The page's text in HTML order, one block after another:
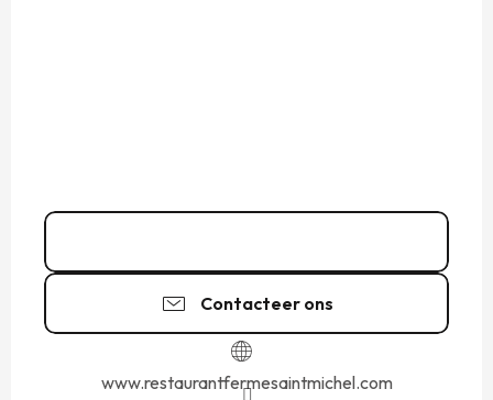
Contacteer ons
www.restaurantfermesaintmichel.com